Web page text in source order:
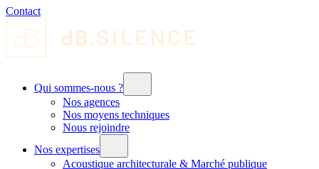
Contact
Qui sommes-nous ?
Nos agences
Nos moyens techniques
Nous rejoindre
Nos expertises
Acoustique architecturale & Marché publique